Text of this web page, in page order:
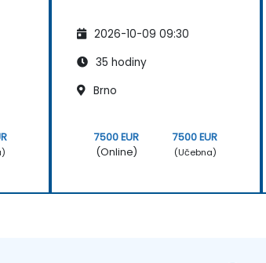
2026-10-09 09:30
35 hodiny
Brno
7500 EUR
(Online)
7500 EUR
(Učebna)